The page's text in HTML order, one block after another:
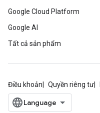
Google Cloud Platform
Google AI
Tất cả sản phẩm
Điều khoản Quyền riêng tư